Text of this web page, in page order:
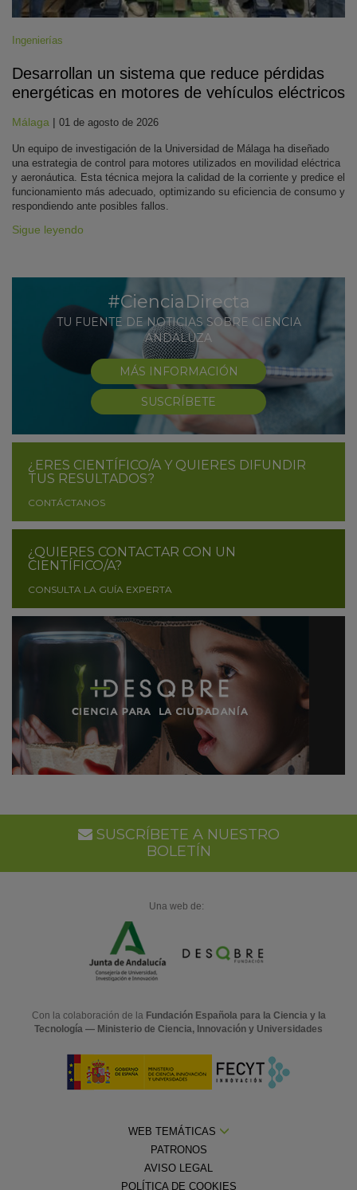
Ingenierías
Desarrollan un sistema que reduce pérdidas
energéticas en motores de vehículos eléctricos
Málaga | 01 de agosto de 2026
Un equipo de investigación de la Universidad de Málaga ha diseñado
una estrategia de control para motores utilizados en movilidad eléctrica
y aeronáutica. Esta técnica mejora la calidad de la corriente y predice el
funcionamiento más adecuado, optimizando su eficiencia de consumo y
respondiendo ante posibles fallos.
Sigue leyendo
#CienciaDirecta
TU FUENTE DE NOTICIAS SOBRE CIENCIA
ANDALUZA
MÁS INFORMACIÓN
SUSCRÍBETE
¿ERES CIENTÍFICO/A Y QUIERES DIFUNDIR
TUS RESULTADOS?
CONTÁCTANOS
¿QUIERES CONTACTAR CON UN
CIENTÍFICO/A?
CONSULTA LA GUÍA EXPERTA
SUSCRÍBETE A NUESTRO
BOLETÍN
Una web de:
Con la colaboración de la Fundación Española para la Ciencia y la
Tecnología — Ministerio de Ciencia, Innovación y Universidades
WEB TEMÁTICAS
PATRONOS
AVISO LEGAL
POLÍTICA DE COOKIES